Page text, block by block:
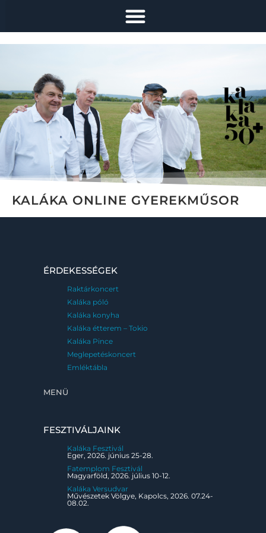
KALÁKA ONLINE GYEREKMŰSOR
ÉRDEKESSÉGEK
Raktárkoncert
Kaláka póló
Kaláka konyha
Kaláka étterem – Tokio
Kaláka Pince
Meglepetéskoncert
Emléktábla
MENÜ
FESZTIVÁLJAINK
Kaláka Fesztivál
Eger, 2026. június 25-28.
Fatemplom Fesztivál
Magyarföld, 2026. július 10-12.
Kaláka Versudvar
Művészetek Völgye, Kapolcs, 2026. 07.24-
08.02.